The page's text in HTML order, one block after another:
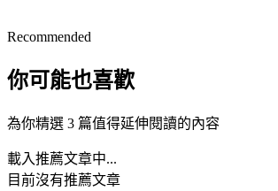
Recommended
你可能也喜歡
為你精選 3 篇值得延伸閱讀的內容
載入推薦文章中...
目前沒有推薦文章